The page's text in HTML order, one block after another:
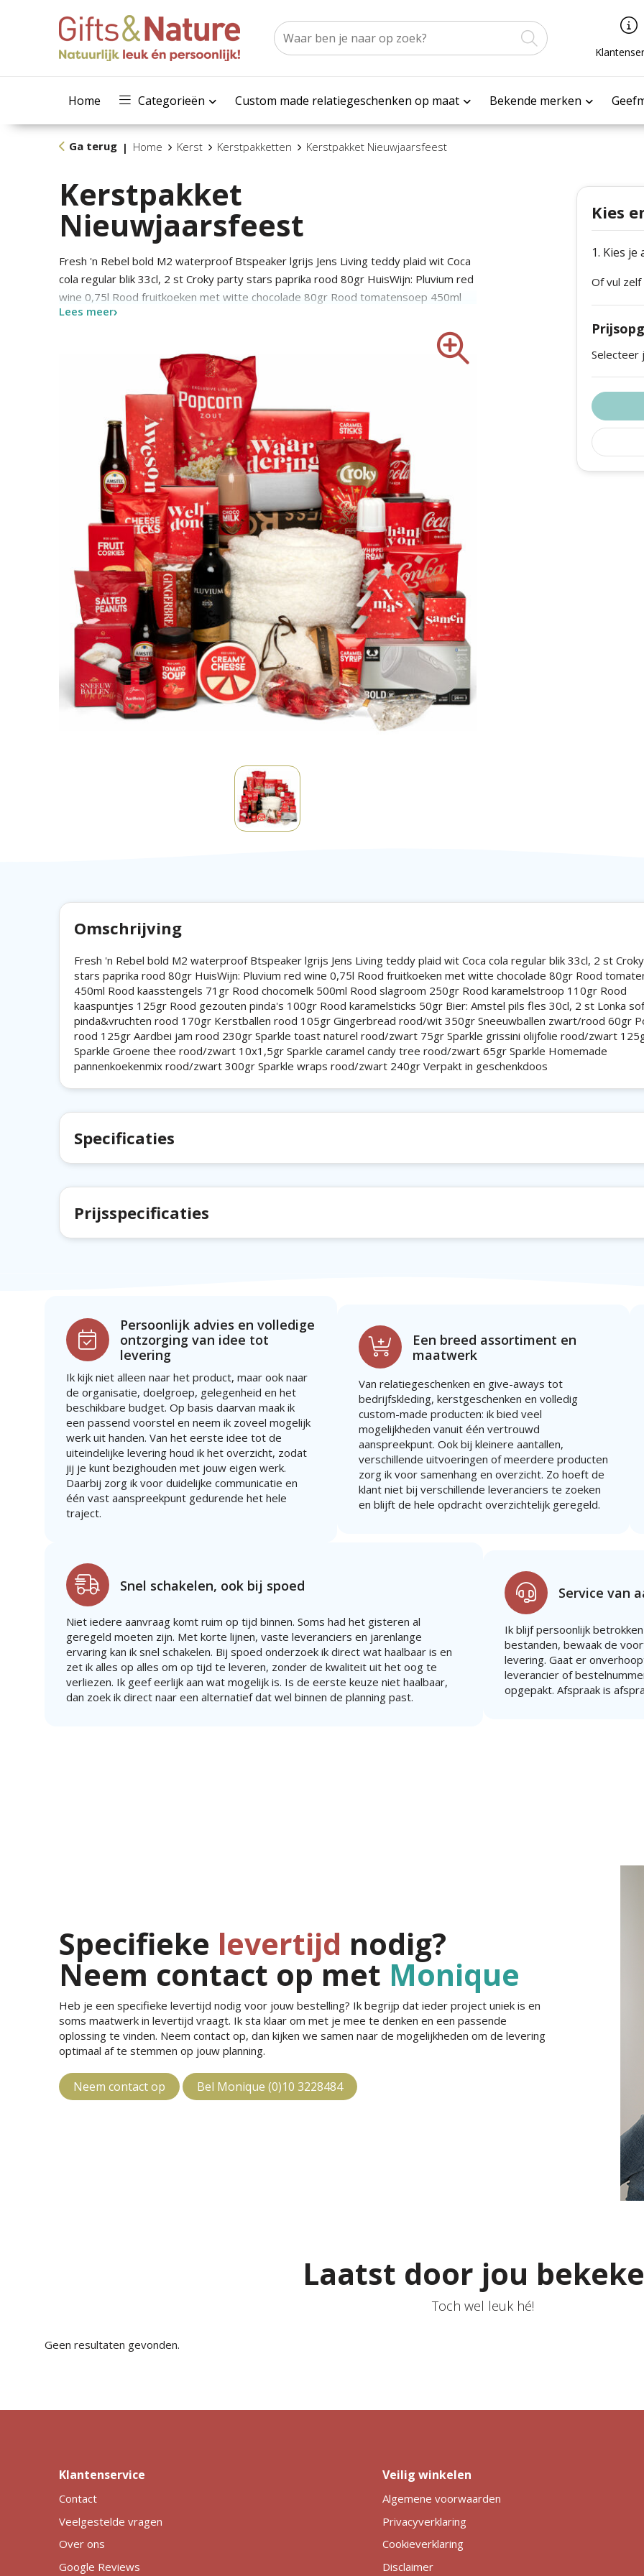
Home Categorieën Custom made relatiegeschenken op maat Bekende merken
Ga terug | Home Kerst Kerstpakketten Kerstpakket Nieuwjaarsfeest
Kerstpakket
Nieuwjaarsfeest
Fresh 'n Rebel bold M2 waterproof Btspeaker lgrijs Jens Living teddy plaid wit Coca
cola regular blik 33cl, 2 st Croky party stars paprika rood 80gr HuisWijn: Pluvium red
wine 0,75l Rood fruitkoeken met witte chocolade 80gr Rood tomatensoep 450ml
Rood kaasstengels 71gr Rood chocomelk 500ml Rood slagroom 250gr Rood
karamelstroop 110gr Rood kaaspuntjes 125gr Rood gezouten pinda's 100gr Rood
karamelsticks 50gr Bier: Amstel pils fles 30cl, 2 st Lonka soft nougat pinda&vruchten
rood 170gr Kerstballen rood 105gr Gingerbread rood/wit 350gr Sneeuwballen
zwart/rood 60gr Popcorn rood 125gr Aardbei jam rood 230gr Sparkle toast naturel
rood/zwart 75gr Sparkle grissini olijfolie rood/zwart 125gr Sparkle Groene thee
rood/zwart 10x1,5gr Sparkle caramel candy tree rood/zwart 65gr Sparkle
Homemade pannenkoekenmix rood/zwart 300gr Sparkle wraps rood/zwart 240gr
Verpakt in geschenkdoos
Lees meer
Kies
1. Kies je
Of vul zelf
Selecteer
Omschrijving
Fresh 'n Rebel bold M2 waterproof Btspeaker lgrijs Jens Living teddy plaid wit Coca cola regular blik 33cl, 2 st
stars paprika rood 80gr HuisWijn: Pluvium red wine 0,75l Rood fruitkoeken met witte chocolade 80gr Rood
450ml Rood kaasstengels 71gr Rood chocomelk 500ml Rood slagroom 250gr Rood karamelstroop 110gr Rood
kaaspuntjes 125gr Rood gezouten pinda's 100gr Rood karamelsticks 50gr Bier: Amstel pils fles 30cl, 2 st Lonka
pinda&vruchten rood 170gr Kerstballen rood 105gr Gingerbread rood/wit 350gr Sneeuwballen zwart/rood 60gr
rood 125gr Aardbei jam rood 230gr Sparkle toast naturel rood/zwart 75gr Sparkle grissini olijfolie rood/zwart
Sparkle Groene thee rood/zwart 10x1,5gr Sparkle caramel candy tree rood/zwart 65gr Sparkle Homemade
pannenkoekenmix rood/zwart 300gr Sparkle wraps rood/zwart 240gr Verpakt in geschenkdoos
Specificaties
Prijsspecificaties
Persoonlijk advies en volledige
ontzorging van idee tot
levering
Ik kijk niet alleen naar het product, maar ook naar
de organisatie, doelgroep, gelegenheid en het
beschikbare budget. Op basis daarvan maak ik
een passend voorstel en neem ik zoveel mogelijk
werk uit handen. Van het eerste idee tot de
uiteindelijke levering houd ik het overzicht, zodat
jij je kunt bezighouden met jouw eigen werk.
Daarbij zorg ik voor duidelijke communicatie en
één vast aanspreekpunt gedurende het hele
traject.
Een breed assortiment en
maatwerk
Van relatiegeschenken en give-aways tot
bedrijfskleding, kerstgeschenken en volledig
custom-made producten: ik bied veel
mogelijkheden vanuit één vertrouwd
aanspreekpunt. Ook bij kleinere aantallen,
verschillende uitvoeringen of meerdere producten
zorg ik voor samenhang en overzicht. Zo hoeft de
klant niet bij verschillende leveranciers te zoeken
en blijft de hele opdracht overzichtelijk geregeld.
Snel schakelen, ook bij spoed
Niet iedere aanvraag komt ruim op tijd binnen. Soms had het gisteren al
geregeld moeten zijn. Met korte lijnen, vaste leveranciers en jarenlange
ervaring kan ik snel schakelen. Bij spoed onderzoek ik direct wat haalbaar is en
zet ik alles op alles om op tijd te leveren, zonder de kwaliteit uit het oog te
verliezen. Ik geef eerlijk aan wat mogelijk is. Is de eerste keuze niet haalbaar,
dan zoek ik direct naar een alternatief dat wel binnen de planning past.
Service van
Ik blijf persoonlijk
bestanden, bewaak de
levering. Gaat er
leverancier of
opgepakt. Afspraak is
Specifieke levertijd nodig?
Neem contact op met Monique
Heb je een specifieke levertijd nodig voor jouw bestelling? Ik begrijp dat ieder project uniek is en
soms maatwerk in levertijd vraagt. Ik sta klaar om met je mee te denken en een passende
oplossing te vinden. Neem contact op, dan kijken we samen naar de mogelijkheden om de levering
optimaal af te stemmen op jouw planning.
Neem contact op Bel Monique (0)10 3228484
Laatst door jou
Toch wel leuk hé!
Geen resultaten gevonden.
Klantenservice
Contact
Veelgestelde vragen
Over ons
Google Reviews
Veilig winkelen
Algemene voorwaarden
Privacyverklaring
Cookieverklaring
Disclaimer